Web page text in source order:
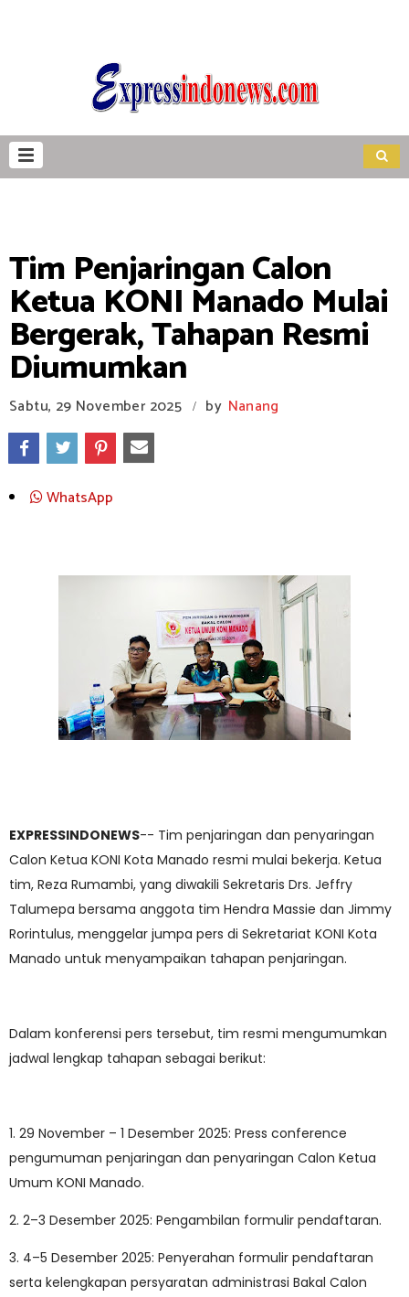
Tim Penjaringan Calon
Ketua KONI Manado Mulai
Bergerak, Tahapan Resmi
Diumumkan
Sabtu, 29 November 2025 / by Nanang
WhatsApp
EXPRESSINDONEWS-- Tim penjaringan dan penyaringan
Calon Ketua KONI Kota Manado resmi mulai bekerja. Ketua
tim, Reza Rumambi, yang diwakili Sekretaris Drs. Jeffry
Talumepa bersama anggota tim Hendra Massie dan Jimmy
Rorintulus, menggelar jumpa pers di Sekretariat KONI Kota
Manado untuk menyampaikan tahapan penjaringan.
Dalam konferensi pers tersebut, tim resmi mengumumkan
jadwal lengkap tahapan sebagai berikut:
1. 29 November – 1 Desember 2025: Press conference
pengumuman penjaringan dan penyaringan Calon Ketua
Umum KONI Manado.
2. 2–3 Desember 2025: Pengambilan formulir pendaftaran.
3. 4–5 Desember 2025: Penyerahan formulir pendaftaran
serta kelengkapan persyaratan administrasi Bakal Calon